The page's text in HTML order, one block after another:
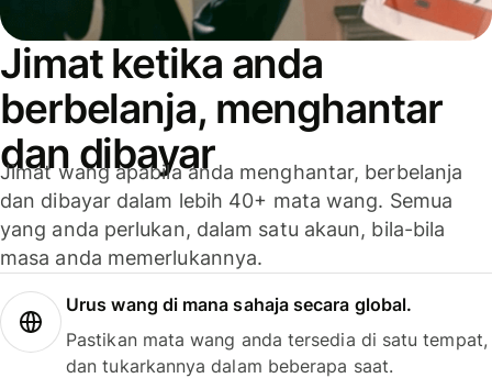
Jimat ketika anda
berbelanja, menghantar
dan dibayar
Jimat wang apabila anda menghantar, berbelanja
dan dibayar dalam lebih 40+ mata wang. Semua
yang anda perlukan, dalam satu akaun, bila-bila
masa anda memerlukannya.
Urus wang di mana sahaja secara global.
Pastikan mata wang anda tersedia di satu tempat,
dan tukarkannya dalam beberapa saat.